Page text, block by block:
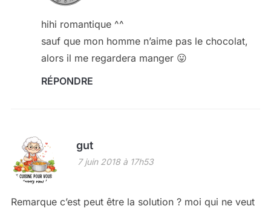
hihi romantique ^^
sauf que mon homme n’aime pas le chocolat,
alors il me regardera manger 😛
RÉPONDRE
gut
7 juin 2018 à 17h53
Remarque c’est peut être la solution ? moi qui ne veut